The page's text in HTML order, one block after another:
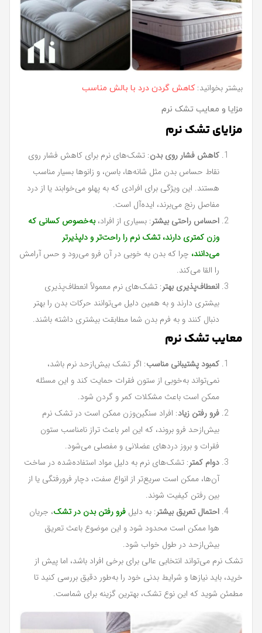
بیشتر بخوانید:کاهش گردن درد با بالش مناسب
مزایا و معایب تشک نرم
مزایای تشک نرم
کاهش فشار روی بدن: تشک‌های نرم برای کاهش فشار روی
نقاط حساس بدن مثل شانه‌ها، باسن، و زانوها بسیار مناسب
هستند. این ویژگی برای افرادی که به پهلو می‌خوابند یا از درد
مفاصل رنج می‌برند، ایده‌آل است.
احساس راحتی بیشتر: بسیاری از افراد،به‌خصوص کسانی که
وزن کمتری دارند، تشک نرم را راحت‌تر و دلپذیرتر
می‌دانند، چرا که بدن به خوبی در آن فرو می‌رود و حس آرامش
را القا می‌کند.
انعطاف‌پذیری بهتر: تشک‌های نرم معمولاً انعطاف‌پذیری
بیشتری دارند و به همین دلیل می‌توانند حرکات بدن را بهتر
دنبال کنند و به فرم بدن شما مطابقت بیشتری داشته باشند.
معایب تشک نرم
کمبود پشتیبانی مناسب: اگر تشک بیش‌ازحد نرم باشد،
نمی‌تواند به‌خوبی از ستون فقرات حمایت کند و این مسئله
ممکن است باعث مشکلات کمر و گردن شود.
فرو رفتن زیاد: افراد سنگین‌وزن ممکن است در تشک نرم
بیش‌ازحد فرو بروند، که این امر باعث تراز نامناسب ستون
فقرات و بروز دردهای عضلانی و مفصلی می‌شود.
دوام کمتر: تشک‌های نرم به دلیل مواد استفاده‌شده در ساخت
آن‌ها، ممکن است سریع‌تر از انواع سفت، دچار فرورفتگی یا از
بین رفتن کیفیت شوند.
احتمال تعریق بیشتر: به دلیل فرو رفتن بدن در تشک، جریان
هوا ممکن است محدود شود و این موضوع باعث تعریق
بیش‌ازحد در طول خواب شود.
تشک نرم می‌تواند انتخابی عالی برای برخی افراد باشد، اما پیش از
خرید، باید نیازها و شرایط بدنی خود را به‌طور دقیق بررسی کنید تا
مطمئن شوید که این نوع تشک، بهترین گزینه برای شماست.